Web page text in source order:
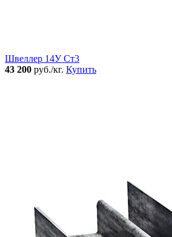
Швеллер 14У Ст3
43 200 руб./кг. Купить